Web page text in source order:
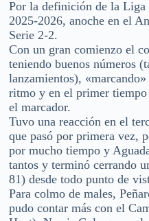
Por la definición de la
2025-2026, anoche en el
Serie 2-2.
Con un gran comienzo el
teniendo buenos números
lanzamientos),
ritmo y en el primer
el marcador.
Tuvo una reacción en el
que pasó por primera vez,
por mucho tiempo y
tantos y terminó cerrando
81) desde todo punto de
Para colmo de males,
pudo contar más con el